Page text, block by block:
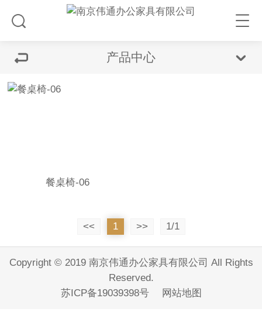
产品中心
餐桌椅-06
<< 1 >> 1/1
Copyright © 2019 南京伟通办公家具有限公司 All Rights
Reserved.
苏ICP备19039398号
网站地图